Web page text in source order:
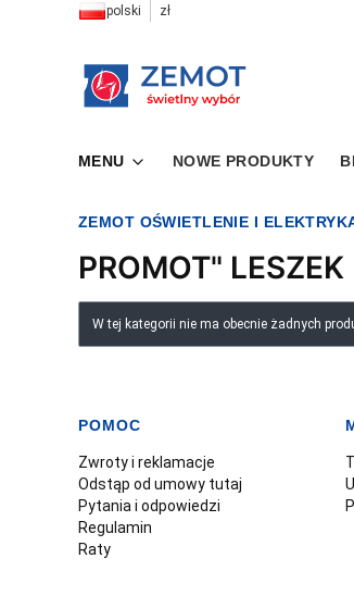
polski zł
MENU NOWE PRODUKTY
ZEMOT OŚWIETLENIE I
PROMOT"
Lista produktów
W tej kategorii nie ma obecnie żadnych
Linki w stopce
POMOC
Zwroty i reklamacje
Odstąp od umowy tutaj
Pytania i odpowiedzi
Regulamin
Raty